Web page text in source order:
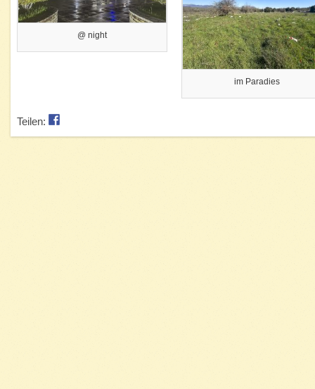
@ night
im Paradies
Teilen: